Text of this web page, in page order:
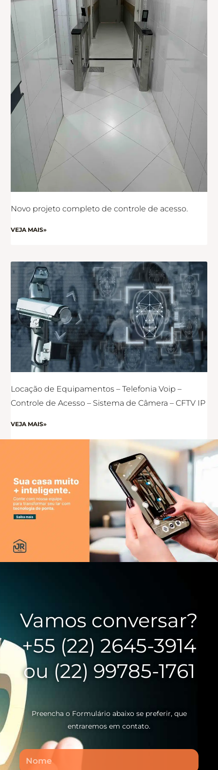
Novo projeto completo de controle de acesso.
VEJA MAIS»
Locação de Equipamentos – Telefonia Voip –
Controle de Acesso – Sistema de Câmera – CFTV IP
VEJA MAIS»
Vamos conversar?
+55 (22) 2645-3914
ou (22) 99785-1761
Preencha o Formulário abaixo se preferir, que
entraremos em contato.
Nome